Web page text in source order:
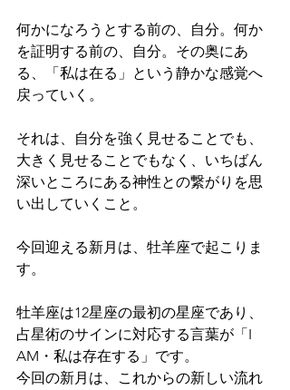
何かになろうとする前の、自分。何か
を証明する前の、自分。その奥にあ
る、「私は在る」という静かな感覚へ
戻っていく。
それは、自分を強く見せることでも、
大きく見せることでもなく、いちばん
深いところにある神性との繋がりを思
い出していくこと。
今回迎える新月は、牡羊座で起こりま
す。
牡羊座は12星座の最初の星座であり、
占星術のサインに対応する言葉が「I
AM・私は存在する」です。
今回の新月は、これからの新しい流れ